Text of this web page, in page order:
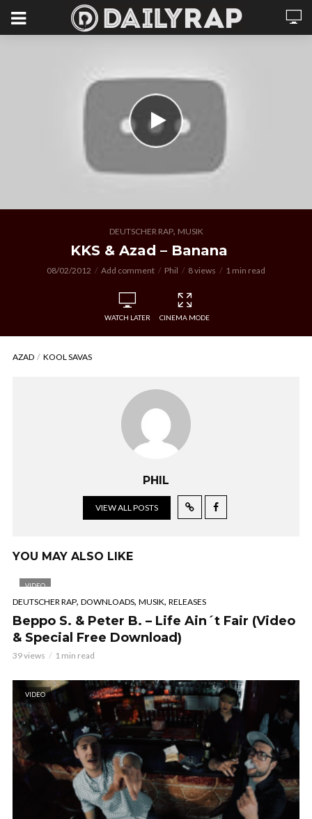
DEUTSCHER RAP, MUSIK
KKS & Azad – Banana
08/02/2012 Add comment Phil 8 views 1 min read
WATCH LATER CINEMA MODE
AZAD KOOL SAVAS
PHIL
VIEW ALL POSTS
YOU MAY ALSO LIKE
VIDEO
DEUTSCHER RAP, DOWNLOADS, MUSIK, RELEASES
Beppo S. & Peter B. – Life Ain´t Fair (Video
& Special Free Download)
39 views 1 min read
VIDEO